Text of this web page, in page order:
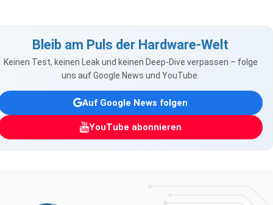
Bleib am Puls der Hardware-Welt
Keinen Test, keinen Leak und keinen Deep-Dive verpassen – folge
uns auf Google News und YouTube.
Auf Google News folgen
YouTube abonnieren